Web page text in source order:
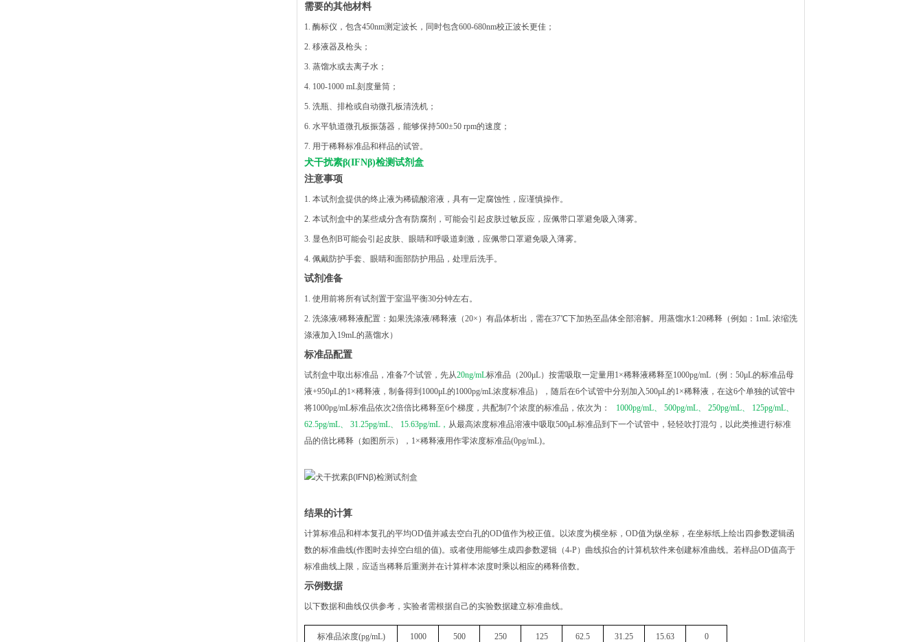
需要的其他材料
1. 酶标仪，包含450nm测定波长，同时包含600-680nm校正波长更佳；
2. 移液器及枪头；
3. 蒸馏水或去离子水；
4. 100-1000 mL刻度量筒；
5. 洗瓶、排枪或自动微孔板清洗机；
6. 水平轨道微孔板振荡器，能够保持500±50 rpm的速度；
7. 用于稀释标准品和样品的试管。
犬干扰素β(IFNβ)检测试剂盒
注意事项
1. 本试剂盒提供的终止液为稀硫酸溶液，具有一定腐蚀性，应谨慎操作。
2. 本试剂盒中的某些成分含有防腐剂，可能会引起皮肤过敏反应，应佩带口罩避免吸入薄雾。
3. 显色剂B可能会引起皮肤、眼睛和呼吸道刺激，应佩带口罩避免吸入薄雾。
4. 佩戴防护手套、眼睛和面部防护用品，处理后洗手。
试剂准备
1. 使用前将所有试剂置于室温平衡30分钟左右。
2. 洗涤液/稀释液配置：如果洗涤液/稀释液（20×）有晶体析出，需在37℃下加热⾄晶体全部溶解。用蒸馏水1:20稀释（例如：1mL 浓缩洗
涤液加入19mL的蒸馏水）
标准品配置
试剂盒中取出标准品，准备7个试管，先从20ng/mL标准品（200μL）按需吸取一定量用1×稀释液稀释至1000pg/mL（例：50μL的标准品母
液+950μL的1×稀释液，制备得到1000μL的1000pg/mL浓度标准品），随后在6个试管中分别加入500μL的1×稀释液，在这6个单独的试管中
将1000pg/mL标准品依次2倍倍比稀释至6个梯度，共配制7个浓度的标准品，依次为：
1000pg/mL、 500pg/mL、 250pg/mL、 125pg/mL、
62.5pg/mL、 31.25pg/mL、 15.63pg/mL， 从最高浓度标准品溶液中吸取500μL标准品到下一个试管中，轻轻吹打混匀，以此类推进行标准
品的倍比稀释（如图所示），1×稀释液用作零浓度标准品(0pg/mL)。
结果的计算
计算标准品和样本复孔的平均OD值并减去空白孔的OD值作为校正值。以浓度为横坐标，OD值为纵坐标，在坐标纸上绘出四参数逻辑函
数的标准曲线(作图时去掉空白组的值)。或者使用能够生成四参数逻辑（4-P）曲线拟合的计算机软件来创建标准曲线。若样品OD值高于
标准曲线上限，应适当稀释后重测并在计算样本浓度时乘以相应的稀释倍数。
示例数据
以下数据和曲线仅供参考，实验者需根据自己的实验数据建立标准曲线。
标准品浓度(pg/mL) 1000 500 250 125 62.5 31.25 15.63 0